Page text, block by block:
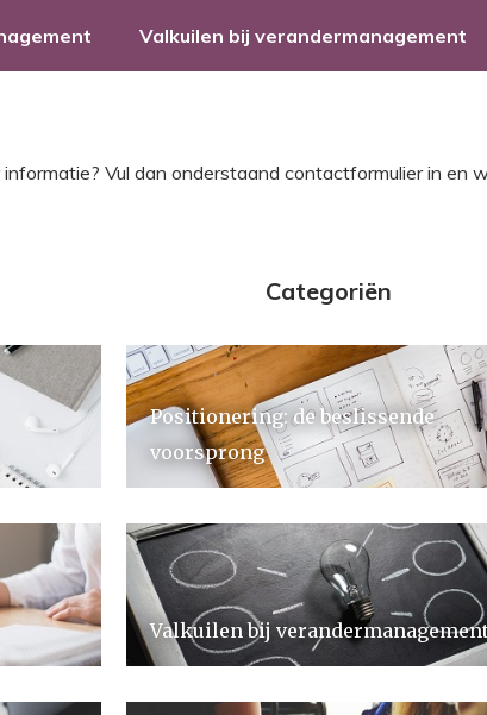
Valkuilen bij verandermanagement
Vul dan onderstaand contactformulier in en
Categoriën
Positionering: de beslissende
voorsprong
Valkuilen bij